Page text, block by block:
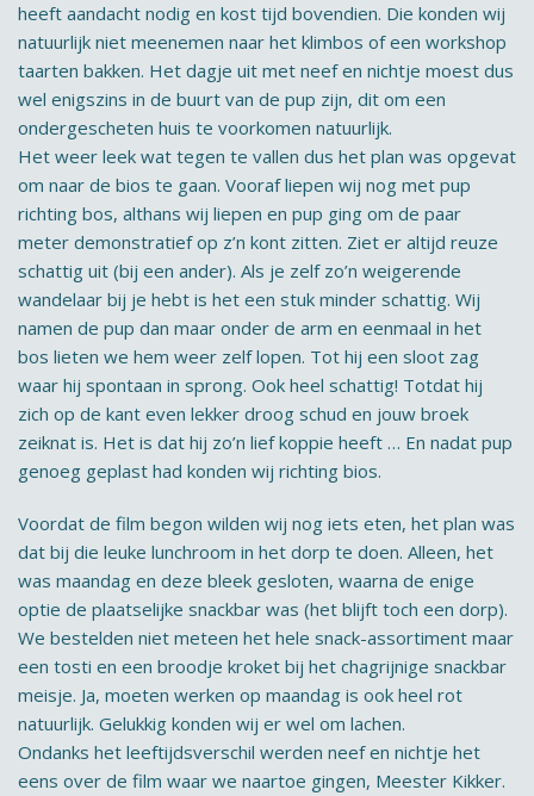
heeft aandacht nodig en kost tijd bovendien. Die konden wij
natuurlijk niet meenemen naar het klimbos of een workshop
taarten bakken. Het dagje uit met neef en nichtje moest dus
wel enigszins in de buurt van de pup zijn, dit om een
ondergescheten huis te voorkomen natuurlijk.
Het weer leek wat tegen te vallen dus het plan was opgevat
om naar de bios te gaan. Vooraf liepen wij nog met pup
richting bos, althans wij liepen en pup ging om de paar
meter demonstratief op z’n kont zitten. Ziet er altijd reuze
schattig uit (bij een ander). Als je zelf zo’n weigerende
wandelaar bij je hebt is het een stuk minder schattig. Wij
namen de pup dan maar onder de arm en eenmaal in het
bos lieten we hem weer zelf lopen. Tot hij een sloot zag
waar hij spontaan in sprong. Ook heel schattig! Totdat hij
zich op de kant even lekker droog schud en jouw broek
zeiknat is. Het is dat hij zo’n lief koppie heeft … En nadat pup
genoeg geplast had konden wij richting bios.
Voordat de film begon wilden wij nog iets eten, het plan was
dat bij die leuke lunchroom in het dorp te doen. Alleen, het
was maandag en deze bleek gesloten, waarna de enige
optie de plaatselijke snackbar was (het blijft toch een dorp).
We bestelden niet meteen het hele snack-assortiment maar
een tosti en een broodje kroket bij het chagrijnige snackbar
meisje. Ja, moeten werken op maandag is ook heel rot
natuurlijk. Gelukkig konden wij er wel om lachen.
Ondanks het leeftijdsverschil werden neef en nichtje het
eens over de film waar we naartoe gingen, Meester Kikker.